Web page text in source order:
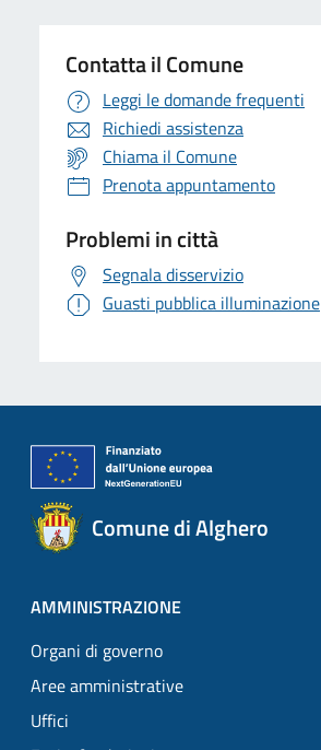
Contatta il Comune
Leggi le domande frequenti
Richiedi assistenza
Chiama il Comune
Prenota appuntamento
Problemi in città
Segnala disservizio
Guasti pubblica illuminazione
Comune di Alghero
AMMINISTRAZIONE
Organi di governo
Aree amministrative
Uffici